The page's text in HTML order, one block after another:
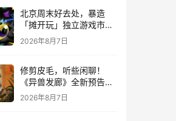
北京周末好去处，暴造
「摊开玩」独立游戏市集
正式开票！
2026年8月7日
修剪皮毛，听些闲聊！
《异兽发廊》全新预告与
Steam免费试玩公开
2026年8月7日